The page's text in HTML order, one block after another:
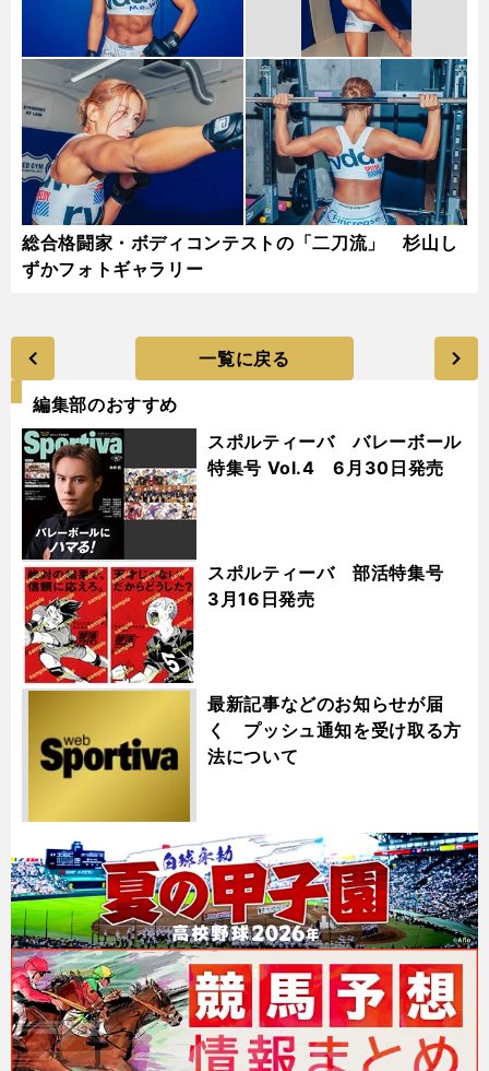
総合格闘家・ボディコンテストの「二刀流」 杉山し
ずかフォトギャラリー
一覧に戻る
編集部のおすすめ
スポルティーバ バレーボール
特集号 Vol.4 6月30日発売
スポルティーバ 部活特集号
3月16日発売
最新記事などのお知らせが届
く プッシュ通知を受け取る方
法について